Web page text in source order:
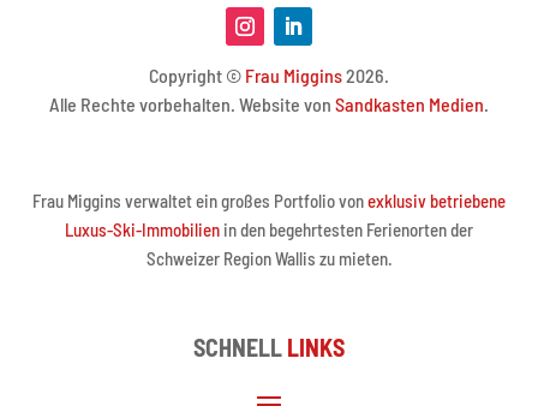
Copyright © Frau Miggins2026.
Alle Rechte vorbehalten. Website von Sandkasten Medien.
Frau Miggins verwaltet ein großes Portfolio vonexklusiv betriebene
Luxus-Ski-Immobilien in den begehrtesten Ferienorten der
Schweizer Region Wallis zu mieten.
SCHNELL LINKS